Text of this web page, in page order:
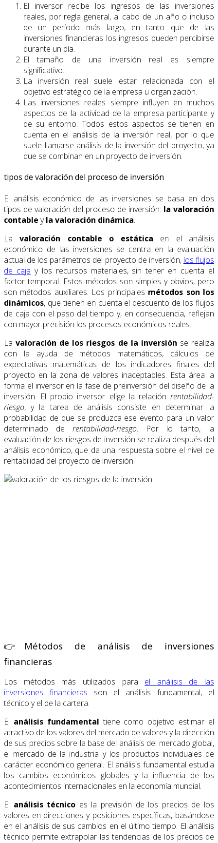
El inversor recibe los ingresos de las inversiones
reales, por regla general, al cabo de un año o incluso
de un período más largo, en tanto que de las
inversiones financieras los ingresos pueden percibirse
durante un día.
El tamaño de una inversión real es siempre
significativo.
La inversión real suele estar relacionada con el
objetivo estratégico de la empresa u organización.
Las inversiones reales siempre influyen en muchos
aspectos de la actividad de la empresa participante y
de su entorno. Todos estos aspectos se tienen en
cuenta en el análisis de la inversión real, por lo que
suele llamarse análisis de la inversión del proyecto, ya
que se combinan en un proyecto de inversión.
tipos de valoración del proceso de inversión
El análisis económico de las inversiones se basa en dos
tipos de valoración del proceso de inversión: la valoración
contable yla valoración dinámica.
Lavaloración contable o estática en el análisis
económico de las inversiones se centra en la evaluación
actual de los parámetros del proyecto de inversión, los flujos
de caja y los recursos materiales, sin tener en cuenta el
factor temporal. Estos métodos son simples y obvios, pero
son métodos auxiliares. Los principales métodos son los
dinámicos, que tienen en cuenta el descuento de los flujos
de caja con el paso del tiempo y, en consecuencia, reflejan
con mayor precisión los procesos económicos reales.
Lavaloración de los riesgos de la inversión se realiza
con la ayuda de métodos matemáticos, cálculos de
expectativas matemáticas de los indicadores finales del
proyecto en la zona de valores inaceptables. Esta área la
forma el inversor en la fase de preinversión del diseño de la
inversión. El propio inversor elige la relación rentabilidad-
riesgo, y la tarea de análisis consiste en determinar la
probabilidad de que se produzca ese evento para un valor
determinado de rentabilidad-riesgo. Por lo tanto, la
evaluación de los riesgos de inversión se realiza después del
análisis económico, que da una respuesta sobre el nivel de
rentabilidad del proyecto de inversión.
👉Métodos de análisis de inversiones
financieras
Los métodos más utilizados para el análisis de las
inversiones financieras son el análisis fundamental, el
técnico y el de la cartera.
El análisis fundamental tiene como objetivo estimar el
atractivo de los valores del mercado de valores y la dirección
de sus precios sobre la base del análisis del mercado global,
el mercado de la industria y los productos individuales de
carácter económico general. El análisis fundamental estudia
los cambios económicos globales y la influencia de los
acontecimientos internacionales en la economía mundial.
El análisis técnico es la previsión de los precios de los
valores en direcciones y posiciones específicas, basándose
en el análisis de sus cambios en el último tiempo. El análisis
técnico permite extrapolar las tendencias de los precios de